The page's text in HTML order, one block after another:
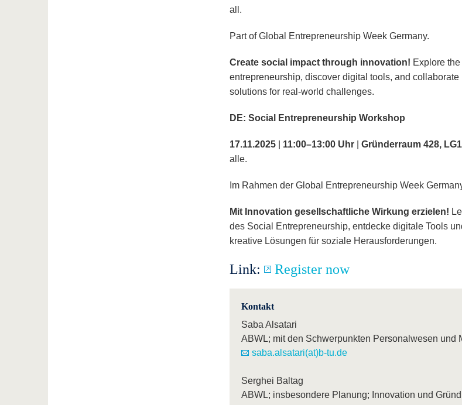
all.
Part of Global Entrepreneurship Week Germany.
Create social impact through innovation! Explore
entrepreneurship, discover digital tools, and
solutions for real-world challenges.
DE: Social Entrepreneurship Workshop
17.11.2025 11:00–13:00 Uhr Gründerraum 428,
alle.
Im Rahmen der Global Entrepreneurship Week
Mit Innovation gesellschaftliche Wirkung erzielen!
des Social Entrepreneurship, entdecke digitale Tools
kreative Lösungen für soziale Herausforderungen.
Link: Register now
Kontakt
Saba Alsatari
ABWL; mit den Schwerpunkten Personalwesen und
saba.alsatari(at)b-tu.de
Serghei Baltag
ABWL; insbesondere Planung; Innovation und